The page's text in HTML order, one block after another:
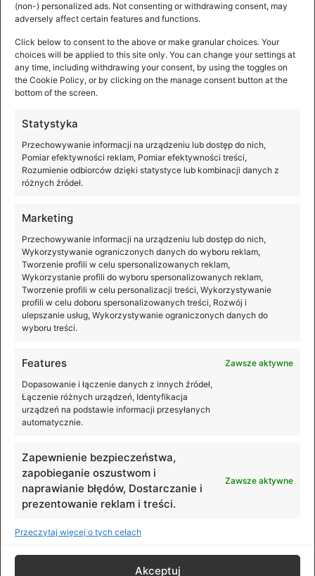
(non-) personalized ads. Not consenting or withdrawing consent, may
adversely affect certain features and functions.
Click below to consent to the above or make granular choices. Your
choices will be applied to this site only. You can change your settings at
any time, including withdrawing your consent, by using the toggles on
the Cookie Policy, or by clicking on the manage consent button at the
bottom of the screen.
Statystyka
Przechowywanie informacji na urządzeniu lub dostęp do nich,
Pomiar efektywności reklam, Pomiar efektywności treści,
Rozumienie odbiorców dzięki statystyce lub kombinacji danych z
różnych źródeł.
Marketing
Przechowywanie informacji na urządzeniu lub dostęp do nich,
Wykorzystywanie ograniczonych danych do wyboru reklam,
Tworzenie profili w celu spersonalizowanych reklam,
Wykorzystanie profili do wyboru spersonalizowanych reklam,
Tworzenie profili w celu personalizacji treści, Wykorzystywanie
profili w celu doboru spersonalizowanych treści, Rozwój i
ulepszanie usług, Wykorzystywanie ograniczonych danych do
wyboru treści.
Features
Zawsze aktywne
Dopasowanie i łączenie danych z innych źródeł,
Łączenie różnych urządzeń, Identyfikacja
urządzeń na podstawie informacji przesyłanych
automatycznie.
Zapewnienie bezpieczeństwa,
zapobieganie oszustwom i
naprawianie błędów, Dostarczanie i
prezentowanie reklam i treści.
Zawsze aktywne
Przeczytaj więcej o tych celach
Akceptuj
Premiera DJI Mic Mini 2S
Lekki, kompaktowy i jeszcze lepiej przygotowany na
nieprzewidywalne warunki rejestrowania dźwięku. DJI
nagrywanie wewnętrzne w formacie
Premiera DJI Osmo Mobile 8P
Nagrywasz smartfonem? Teraz możesz robić to
wygodniej, płynniej i z dużo większą kontrolą nad
łączy 3-osiową
© DJI Polska. All rights reserved.